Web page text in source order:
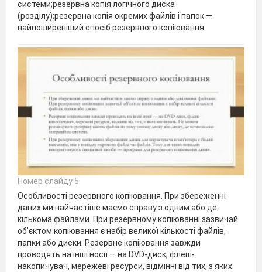
системи;резервна копія логічного диска
(розділу);резервна копія окремих файлів і папок —
найпоширеніший спосіб резервного копіювання.
Номер слайду 5
Особливості резервного копіювання. При збереженні
даних ми найчастіше маємо справу з одним або де­
кількома файлами. При резервному копіюванні зазвичай
об’єктом копіювання є набір великої кількості файлів,
папки або диски. Резервне копіювання завжди
проводять на інші носії — на DVD-диск, флеш-
накопичувач, мережеві ресурси, відмінні від тих, з яких